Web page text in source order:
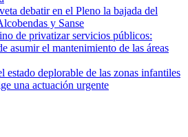
debatir en el Pleno la bajada del
y Sanse
de privatizar servicios públicos:
asumir el mantenimiento de las áreas
estado deplorable de las zonas infantiles
una actuación urgente